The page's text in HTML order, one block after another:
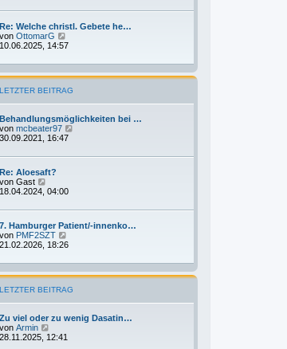
a
g
e
t
e
r
e
i
t
r
a
g
Re: Welche christl. Gebete he…
von OttomarG
e
e
s
e
r
e
i
t
a
10.06.2025, 14:57
LETZTER BEITRAG
Behandlungsmöglichkeiten bei …
von mcbeater97
e
e
i
g
30.09.2021, 16:47
Re: Aloesaft?
von Gast
e
e
t
e
r
e
i
t
r
a
g
18.04.2024, 04:00
7. Hamburger Patient/-innenko…
von PMF2SZT
e
e
s
e
r
e
t
21.02.2026, 18:26
LETZTER BEITRAG
Zu viel oder zu wenig Dasatin…
von Armin
e
28.11.2025, 12:41